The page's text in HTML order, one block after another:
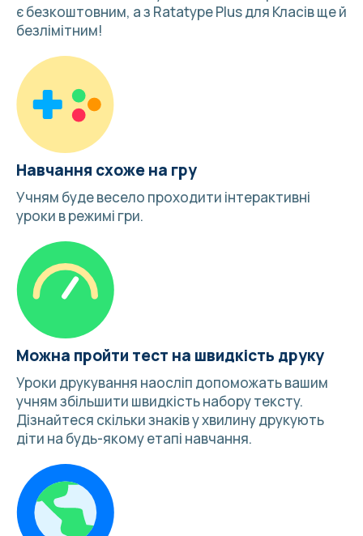
є безкоштовним, а з Ratatype Plus для Класів ще й
безлімітним!
Навчання схоже на гру
Учням буде весело проходити інтерактивні
уроки в режимі гри.
Можна пройти тест на швидкість друку
Уроки друкування наосліп допоможать вашим
учням збільшити швидкість набору тексту.
Дізнайтеся скільки знаків у хвилину друкують
діти на будь-якому етапі навчання.